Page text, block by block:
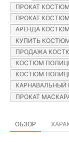
ПРОКАТ
ПРОКАТ
АРЕНДА
КУПИТЬ
ПРОДАЖА
КОСТЮМ
КОСТЮМ
ПРОКАТ
ОБЗОР